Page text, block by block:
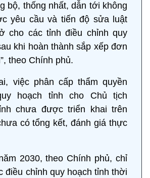
bộ, thống nhất, dẫn tới không
yêu cầu và tiến độ sửa luật
cho các tỉnh điều chỉnh quy
khi hoàn thành sắp xếp đơn
theo Chính phủ.
việc phân cấp thẩm quyền
hoạch tỉnh cho Chủ tịch
chưa được triển khai trên
có tổng kết, đánh giá thực
2030, theo Chính phủ, chỉ
điều chỉnh quy hoạch tỉnh thời